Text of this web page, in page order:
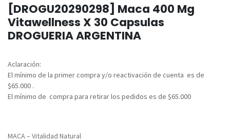
[DROGU20290298] Maca 400 Mg
Vitawellness X 30 Capsulas
DROGUERIA ARGENTINA
Aclaración:
El mínimo de la primer compra y/o reactivación de cuenta es de
$65.000 .
El mínimo de compra para retirar los pedidos es de $65.000
MACA – Vitalidad Natural